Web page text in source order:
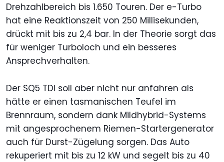
Drehzahlbereich bis 1.650 Touren. Der e-Turbo
hat eine Reaktionszeit von 250 Millisekunden,
drückt mit bis zu 2,4 bar. In der Theorie sorgt das
für weniger Turboloch und ein besseres
Ansprechverhalten.
Der SQ5 TDI soll aber nicht nur anfahren als
hätte er einen tasmanischen Teufel im
Brennraum, sondern dank Mildhybrid-Systems
mit angesprochenem Riemen-Startergenerator
auch für Durst-Zügelung sorgen. Das Auto
rekuperiert mit bis zu 12 kW und segelt bis zu 40